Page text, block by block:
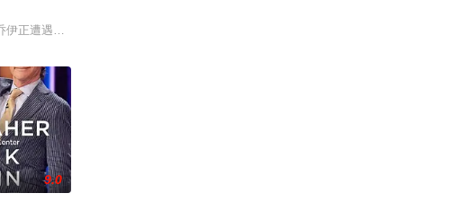
呢？
气职业网球选手被迫打破神圣誓言，做出难以想象之举：转战匹克球。
伊正遭遇事业瓶颈，急需证明自己还能读懂年轻人的市场。一场乌龙让他意外被拉进
9.0